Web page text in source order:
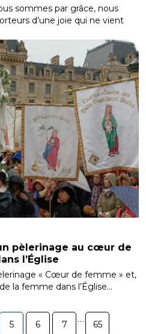
sommes par grâce, nous
d’une joie qui ne vient
pèlerinage au cœur de
l’Église
« Cœur de femme » et,
la femme dans l’Église…
5 6 7 … 65